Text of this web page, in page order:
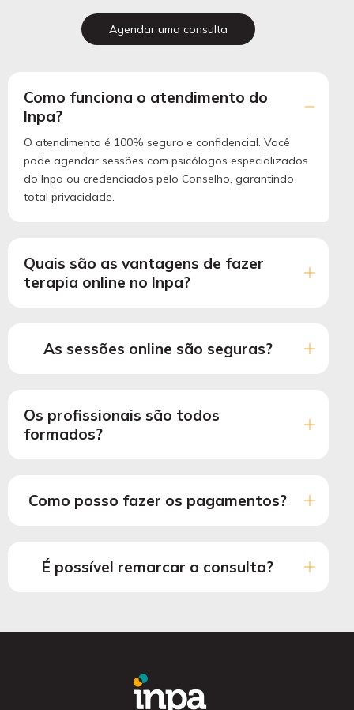
Como funciona o atendimento do
Inpa?
O atendimento é 100% seguro e confidencial. Você
pode agendar sessões com psicólogos especializados
do Inpa ou credenciados pelo Conselho, garantindo
total privacidade.
Quais são as vantagens de fazer
terapia online no Inpa?
As sessões online são seguras?
Os profissionais são todos
formados?
Como posso fazer os pagamentos?
É possível remarcar a consulta?
Agendar uma consulta